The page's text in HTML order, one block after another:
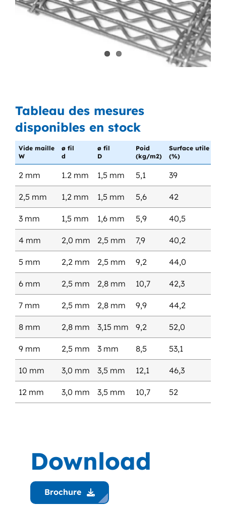
Tableau des mesures
disponibles en stock
Vide maille
W
ø fil
d
ø fil
D
Poid
(kg/m2)
Surface utile
(%)
2 mm 1.2 mm 1,5 mm 5,1 39
2,5 mm 1,2 mm 1,5 mm 5,6 42
3 mm 1,5 mm 1,6 mm 5,9 40,5
4 mm 2,0 mm 2,5 mm 7,9 40,2
5 mm 2,2 mm 2,5 mm 9,2 44,0
6 mm 2,5 mm 2,8 mm 10,7 42,3
7 mm 2,5 mm 2,8 mm 9,9 44,2
8 mm 2,8 mm 3,15 mm 9,2 52,0
9 mm 2,5 mm 3 mm 8,5 53,1
10 mm 3,0 mm 3,5 mm 12,1 46,3
12 mm 3,0 mm 3,5 mm 10,7 52
Download
Brochure